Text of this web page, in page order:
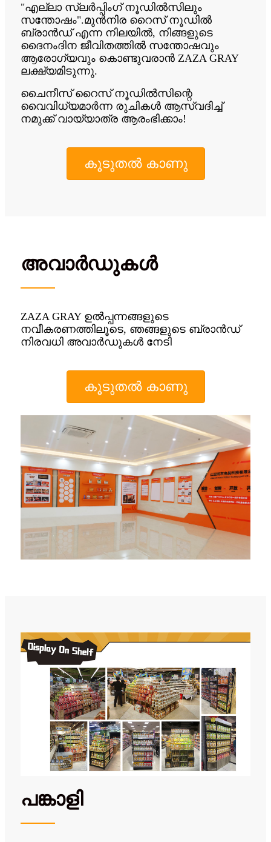
"എല്ലാ സ്ലർപ്പിംഗ് നൂഡിൽസിലും
സന്തോഷം".മുൻനിര റൈസ് നൂഡിൽ
ബ്രാൻഡ് എന്ന നിലയിൽ, നിങ്ങളുടെ
ദൈനംദിന ജീവിതത്തിൽ സന്തോഷവും
ആരോഗ്യവും കൊണ്ടുവരാൻ ZAZA GRAY
ലക്ഷ്യമിടുന്നു.
ചൈനീസ് റൈസ് നൂഡിൽസിന്റെ
വൈവിധ്യമാർന്ന രുചികൾ ആസ്വദിച്ച്
നമുക്ക് വായ്‌യാത്ര ആരംഭിക്കാം!
കൂടുതൽ കാണു
അവാർഡുകൾ
ZAZA GRAY ഉൽപ്പന്നങ്ങളുടെ
നവീകരണത്തിലൂടെ, ഞങ്ങളുടെ ബ്രാൻഡ്
നിരവധി അവാർഡുകൾ നേടി
കൂടുതൽ കാണു
പങ്കാളി